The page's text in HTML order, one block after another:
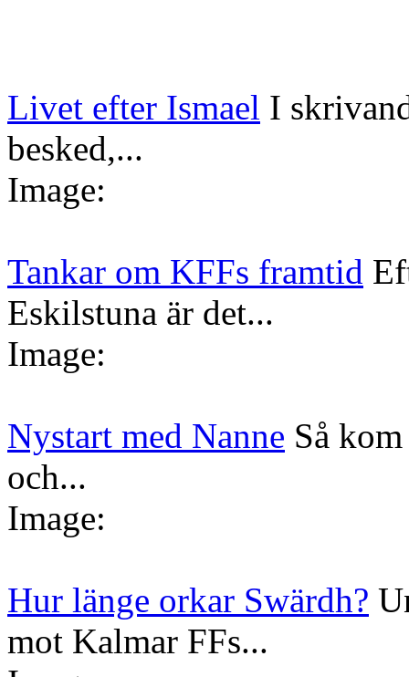
Livet efter Ismael I
besked,...
Image:
Tankar om KFFs framtid
Eskilstuna är det...
Image:
Nystart med Nanne Så
och...
Image:
Hur länge orkar Swärdh?
mot Kalmar FFs...